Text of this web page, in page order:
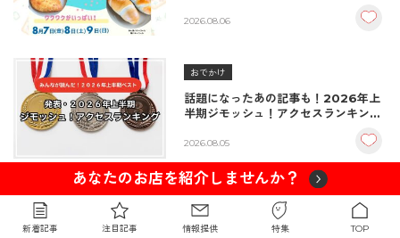
♪（8/7〜8/9）
2026.08.06
おでかけ
話題になったあの記事も！2026年上
半期ジモッシュ！アクセスランキング
2026.08.05
おでかけ
2026年度大分県北・豊築イベント情
あなたのお店を紹介しませんか？
新着記事 注目記事 情報提供 特集 TOP